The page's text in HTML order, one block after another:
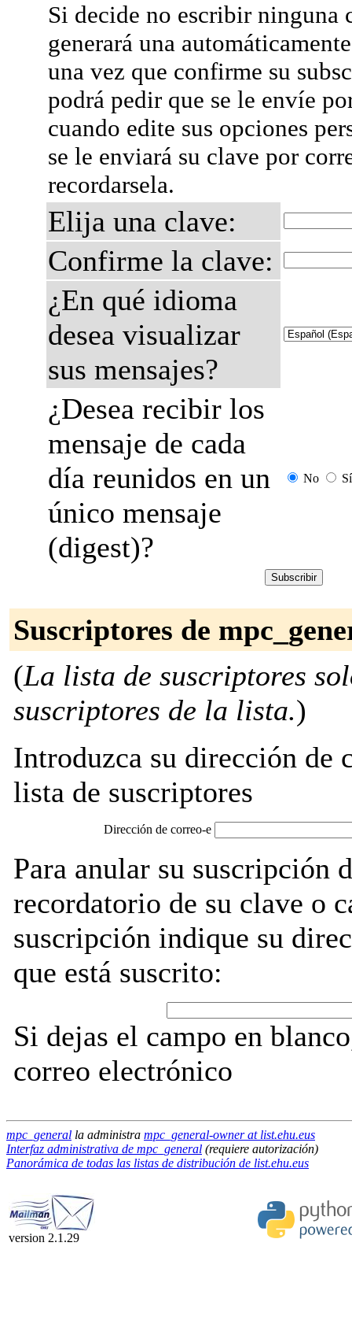
Si decide no escribir ninguna
generará una
una vez que confirme su
podrá pedir que se le envíe
cuando edite sus opciones
se le enviará su clave por
recordarsela.
Elija una clave:
Confirme la clave:
¿En qué idioma
desea visualizar
sus mensajes?
¿Desea recibir los
mensaje de cada
día reunidos en un
único mensaje
(digest)?
No Sí
Suscriptores de
(La lista de suscriptores
suscriptores de la lista.)
Introduzca su dirección de
lista de suscriptores
Dirección de correo-e
Para anular su suscripción
recordatorio de su clave o
suscripción indique su
que está suscrito:
Si dejas el campo en
correo electrónico
mpc_general la administra mpc_general-owner at list.ehu.eus
Interfaz administrativa de mpc_general (requiere autorización)
Panorámica de todas las listas de distribución de list.ehu.eus
version 2.1.29